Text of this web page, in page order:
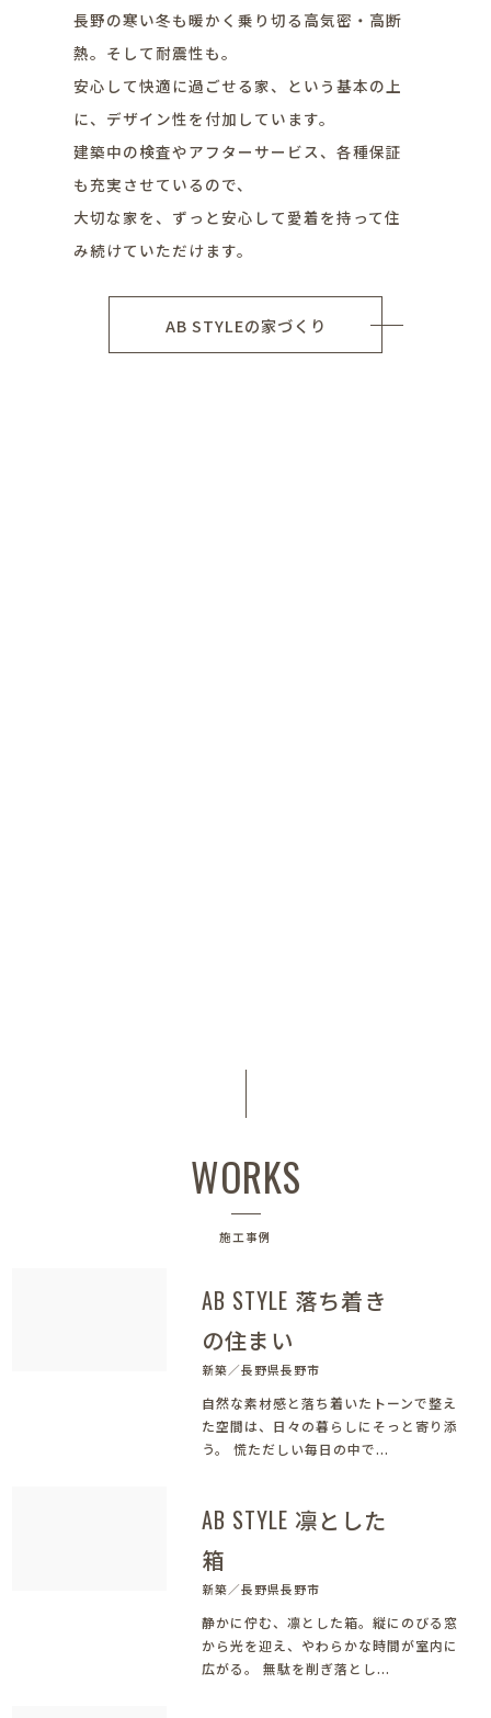
長野の寒い冬も暖かく乗り切る高気密・高断
熱。そして耐震性も。
安心して快適に過ごせる家、という基本の上
に、デザイン性を付加しています。
建築中の検査やアフターサービス、各種保証
も充実させているので、
大切な家を、ずっと安心して愛着を持って住
み続けていただけます。
AB STYLEの家づくり
WORKS
施工事例
AB STYLE 落ち着き
の住まい
新築／長野県長野市
自然な素材感と落ち着いたトーンで整え
た空間は、日々の暮らしにそっと寄り添
う。 慌ただしい毎日の中で...
AB STYLE 凛とした
箱
新築／長野県長野市
静かに佇む、凛とした箱。縦にのびる窓
から光を迎え、やわらかな時間が室内に
広がる。 無駄を削ぎ落とし...